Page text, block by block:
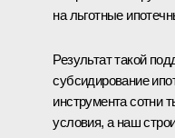
на льготные
Результат такой
субсидирование
инструмента сотни
условия, а наш